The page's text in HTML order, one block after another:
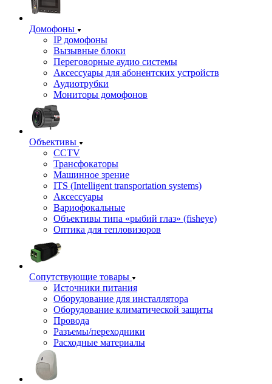
Домофоны
IP домофоны
Вызывные блоки
Переговорные аудио системы
Аксессуары для абонентских устройств
Аудиотрубки
Мониторы домофонов
Объективы
CCTV
Трансфокаторы
Машинное зрение
ITS (Intelligent transportation systems)
Аксессуары
Вариофокальные
Объективы типа «рыбий глаз» (fisheye)
Оптика для тепловизоров
Сопутствующие товары
Источники питания
Оборудование для инсталлятора
Оборудование климатической защиты
Провода
Разъемы/переходники
Расходные материалы